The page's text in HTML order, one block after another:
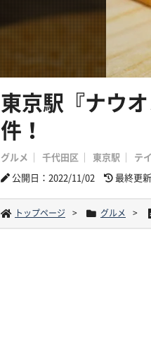
東京駅『ナウ
件！
グルメ 千代田区 東京駅 テ
公開日：2022/11/02
最終更
トップページ グルメ